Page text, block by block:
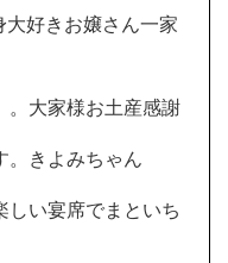
好きお嬢さん一家
。大家様お土産感謝
。きよみちゃん
しい宴席でまといち